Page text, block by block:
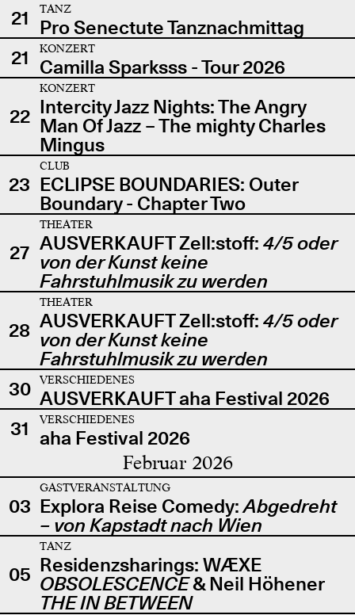
21
TANZ
Pro Senectute Tanznachmittag
21
KONZERT
Camilla Sparksss - Tour 2026
22
KONZERT
Intercity Jazz Nights: The Angry
Man Of Jazz – The mighty Charles
Mingus
23
CLUB
ECLIPSE BOUNDARIES: Outer
Boundary - Chapter Two
27
THEATER
AUSVERKAUFT Zell:stoff: 4/5 oder
von der Kunst keine
Fahrstuhlmusik zu werden
28
THEATER
AUSVERKAUFT Zell:stoff: 4/5 oder
von der Kunst keine
Fahrstuhlmusik zu werden
30
VERSCHIEDENES
AUSVERKAUFT aha Festival 2026
31
VERSCHIEDENES
aha Festival 2026
Februar 2026
03
GASTVERANSTALTUNG
Explora Reise Comedy:Abgedreht
– von Kapstadt nach Wien
05
TANZ
Residenzsharings: WÆXE
OBSOLESCENCE& Neil Höhener
THE IN BETWEEN